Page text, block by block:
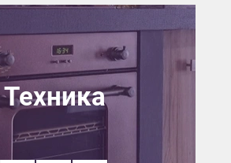
Техника